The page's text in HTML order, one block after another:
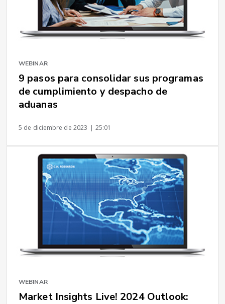
WEBINAR
9 pasos para consolidar sus programas
de cumplimiento y despacho de
aduanas
5 de diciembre de 2023 | 25:01
WEBINAR
Market Insights Live! 2024 Outlook: